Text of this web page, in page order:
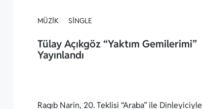
MÜZIK SINGLE
Tülay Açıkgöz “Yaktım Gemilerimi”
Yayınlandı
Ragıb Narin, 20. Teklisi “Araba” ile Dinleyiciyle